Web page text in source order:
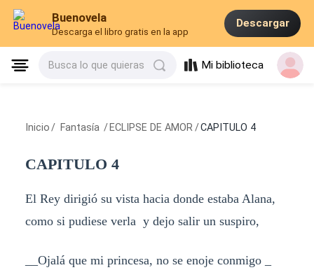
Buenovela
Descarga el libro gratis en la app
Descargar
Busca lo que quieras Mi biblioteca
Inicio / Fantasía / ECLIPSE DE AMOR /CAPITULO 4
CAPITULO 4
El Rey dirigió su vista hacia donde estaba Alana,
como si pudiese verla y dejo salir un suspiro,
__Ojalá que mi princesa, no se enoje conmigo _